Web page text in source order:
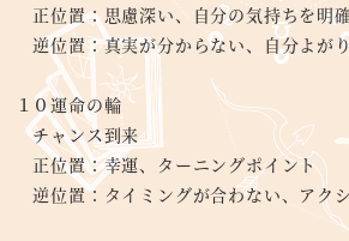
正位置：思慮深い、自分の気持ちを明
逆位置：真実が分からない、自分よが
１０運命の輪
チャンス到来
正位置：幸運、ターニングポイント
逆位置：タイミングが合わない、アク